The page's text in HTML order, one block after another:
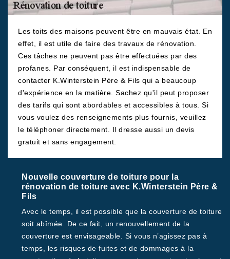
Les toits des maisons peuvent être en mauvais état. En
effet, il est utile de faire des travaux de rénovation.
Ces tâches ne peuvent pas être effectuées par des
profanes. Par conséquent, il est indispensable de
contacter K.Winterstein Père & Fils qui a beaucoup
d'expérience en la matière. Sachez qu'il peut proposer
des tarifs qui sont abordables et accessibles à tous. Si
vous voulez des renseignements plus fournis, veuillez
le téléphoner directement. Il dresse aussi un devis
gratuit et sans engagement.
Nouvelle couverture de toiture pour la
rénovation de toiture avec K.Winterstein Père &
Fils
Avec le temps, il est possible que la couverture de toiture
soit abîmée. De ce fait, un renouvellement de la
couverture est envisageable. Si vous n’agissez pas à
temps, les risques de fuites et de dommages à la